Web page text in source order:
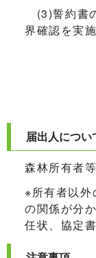
(3)誓約書
界確認を実
届出人につい
森林所有者等
※所有者以外
の関係が分
任状、協定